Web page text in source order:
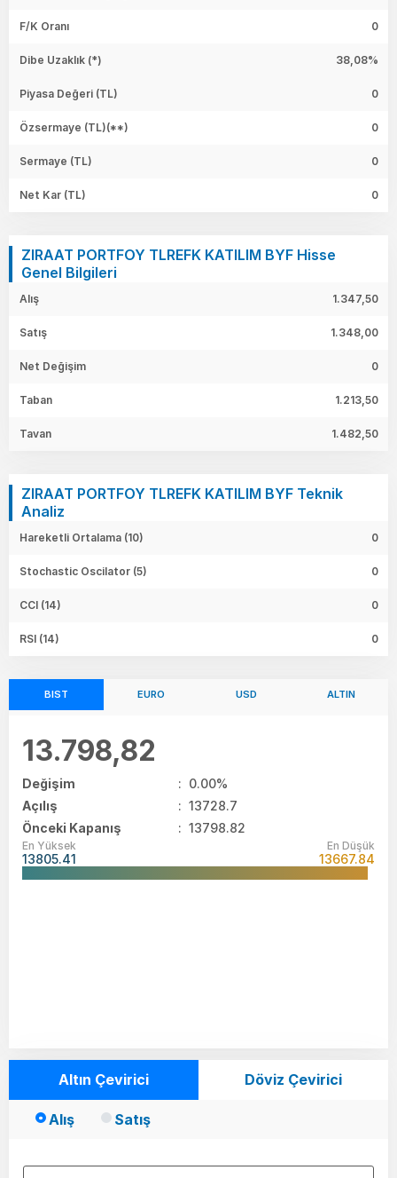
F/K Oranı 0
Dibe Uzaklık (*) 38,08%
Piyasa Değeri (TL) 0
Özsermaye (TL)(**) 0
Sermaye (TL) 0
Net Kar (TL) 0
ZIRAAT PORTFOY TLREFK KATILIM BYF Hisse
Genel Bilgileri
Alış 1.347,50
Satış 1.348,00
Net Değişim 0
Taban 1.213,50
Tavan 1.482,50
ZIRAAT PORTFOY TLREFK KATILIM BYF Teknik
Analiz
Hareketli Ortalama (10) 0
Stochastic Oscilator (5) 0
CCI (14) 0
RSI (14) 0
BIST EURO USD ALTIN
13.798,82
Değişim : 0.00%
Açılış
: 13728.7
Önceki Kapanış
: 13798.82
En Yüksek
13805.41
En Düşük
13667.84
Altın Çevirici Döviz Çevirici
Alış Satış